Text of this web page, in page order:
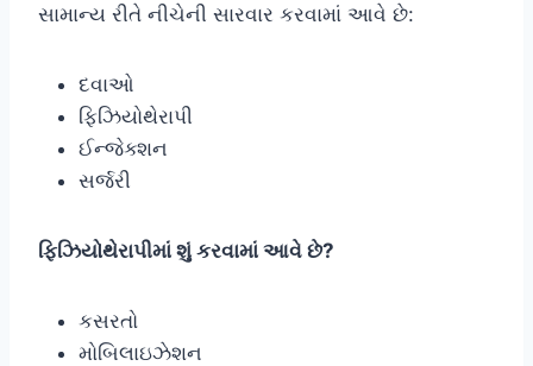
સામાન્ય રીતે નીચેની સારવાર કરવામાં આવે છે:
દવાઓ
ફિઝિયોથેરાપી
ઈન્જેક્શન
સર્જરી
ફિઝિયોથેરાપીમાં શું કરવામાં આવે છે?
કસરતો
મોબિલાઇઝેશન